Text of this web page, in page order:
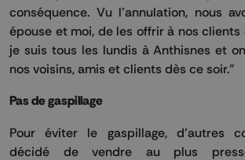
conséquence. Vu l'annulation, nous
épouse et moi, de les offrir à nos clients
je suis tous les lundis à Anthisnes et
nos voisins, amis et clients dès ce soir."
Pas de gaspillage
Pour éviter le gaspillage, d’autres
décidé de vendre au plus